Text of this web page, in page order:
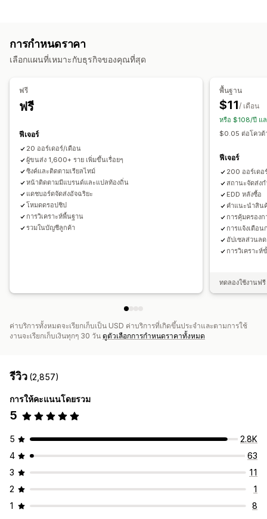
ผู้ขนส่งหลายราย
API
อีเมล
การแจ้งเตือนพนักงาน
การเลือกผู้ขนส่ง
หน้าติดตามแบรนด์
การแจ้งเตือนทางอีเมล
การวิเคราะห์การจัดส่ง
การกำหนดราคา
เลือกแผนที่เหมาะกับธุรกิจของคุณที่สุด
ฟรี
ฟรี
ฟีเจอร์
20 ออร์เดอร์/เดือน
ผู้ขนส่ง 1,600+ ราย เพิ่มขึ้นเรื่อยๆ
ซิงค์และติดตามเรียลไทม์
หน้าติดตามมีแบรนด์และแปลท้องถิ่น
แดชบอร์ดจัดส่งอัจฉริยะ
โหมดดรอปชิป
การวิเคราะห์พื้นฐาน
รวมในบัญชีลูกค้า
พื้นฐาน
$11/ เดือน
หรือ $108/ปี แ
$0.05 ต่อโควต้
ฟีเจอร์
200 ออร์เดอ
สถานะจัดส่ง
EDD หลังซื้อ
คำแนะนำสิน
การคุ้มครองก
การแจ้งเตือน
อัปเซลส่วนลด
การวิเคราะห์
ทดลองใช้งานฟ
ค่าบริการทั้งหมดจะเรียกเก็บเป็น USD ค่าบริการที่เกิดขึ้นประจำและตามการใช้
งานจะเรียกเก็บเงินทุกๆ 30 วัน ดูตัวเลือกการกำหนดราคาทั้งหมด
รีวิว (2,857)
การให้คะแนนโดยรวม
5
5
2.8K
4
63
3
11
2
1
1
8